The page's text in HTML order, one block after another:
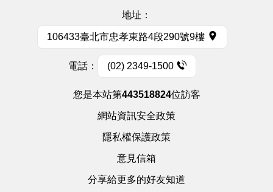
地址：
106433臺北市忠孝東路4段290號9樓
電話： (02) 2349-1500
您是本站第443518824位訪客
網站資訊安全政策
隱私權保護政策
意見信箱
分享給更多的好友知道